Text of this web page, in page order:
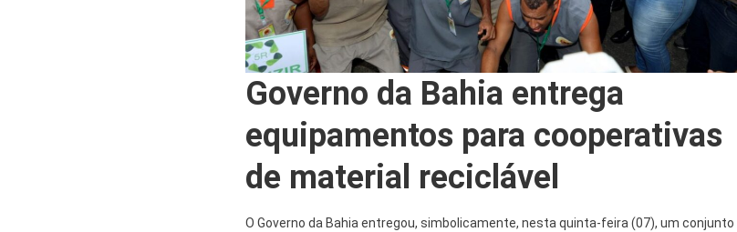
Governo da Bahia entrega
equipamentos para cooperativas
de material reciclável
O Governo da Bahia entregou, simbolicamente, nesta quinta-feira (07), um conjunto